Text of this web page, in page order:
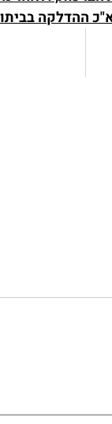
ההדלקה